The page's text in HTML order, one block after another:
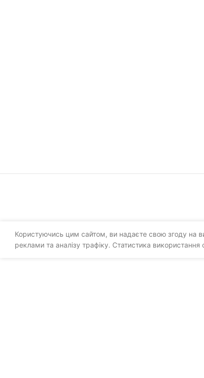
Користуючись цим сайтом, ви надаєте свою згоду на
реклами та аналізу трафіку. Статистика використання